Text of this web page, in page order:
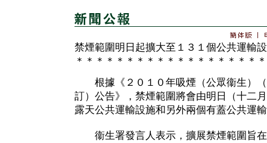
禁煙範圍明日起擴大至１３１個公共運輸
＊＊＊＊＊＊＊＊＊＊＊＊＊＊＊＊＊＊
根據《２０１０年吸煙（公眾衞生）（
訂）公告》，禁煙範圍將會由明日（十二
露天公共運輸設施和另外兩個有蓋公共運
衞生署發言人表示，擴展禁煙範圍旨在